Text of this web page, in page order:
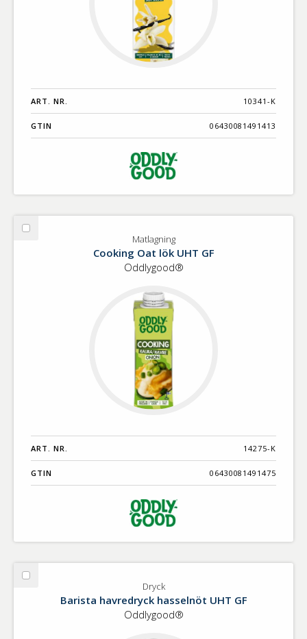
ART. NR. 10341-K
GTIN 06430081491413
Välj
Matlagning
Cooking Oat lök UHT GF
Oddlygood®
ART. NR. 14275-K
GTIN 06430081491475
Välj
Dryck
Barista havredryck hasselnöt UHT GF
Oddlygood®